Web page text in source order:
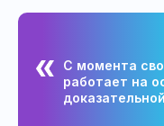
С момента
работает на